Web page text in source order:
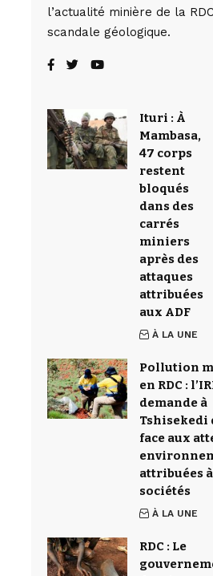
l’actualité minière de la
scandale géologique.
Ituri : À
Mambasa,
47 corps
restent
bloqués
dans des
carrés
miniers
après des
attaques
attribuées
aux ADF
À LA UNE
Pollution
en RDC :
demande à
Tshisekedi
face aux
attribuées
sociétés
À LA UNE
RDC : Le